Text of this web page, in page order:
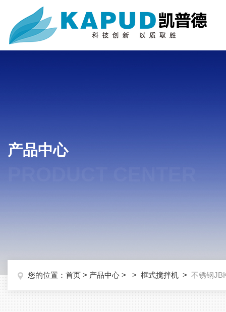
产品中心
您的位置： 首页 > 产品中心 > > 框式搅拌机 > 不锈钢